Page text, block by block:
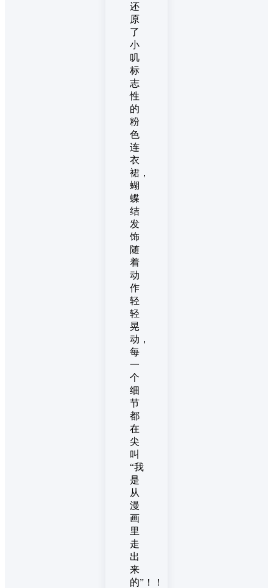
还
原
了
小
叽
标
志
性
的
粉
色
连
衣
裙，
蝴
蝶
结
发
饰
随
着
动
作
轻
轻
晃
动，
每
一
个
细
节
都
在
尖
叫
“我
是
从
漫
画
里
走
出
来
的”！！